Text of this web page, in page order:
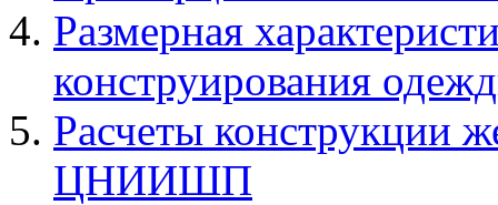
Размерная
конструирования
Расчеты конструкции
ЦНИИШП